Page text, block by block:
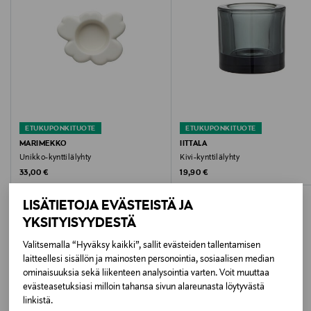
LISÄTIETOJA EVÄSTEISTÄ JA
YKSITYISYYDESTÄ
Valitsemalla “Hyväksy kaikki”, sallit evästeiden tallentamisen
laitteellesi sisällön ja mainosten personointia, sosiaalisen median
ominaisuuksia sekä liikenteen analysointia varten. Voit muuttaa
evästeasetuksiasi milloin tahansa sivun alareunasta löytyvästä
linkistä.
Hoito-ohjeet
Käsinpesu
Tuotesarja
Kastehelmi
KIRKAS
Koko
64 mm
ETUKUPONKITUOTE
MARIMEKKO
Unikko-kynttilälyhty
Original Price
33,00 €
ETUKUPONKITUOTE
IITTALA
Kivi-kynttilälyhty
Original Price
19,90 €
LISÄÄ KIINNOSTAVIA
TUOTTEITA